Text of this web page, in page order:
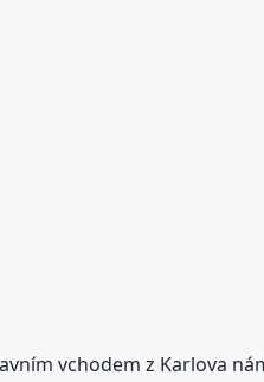
vchodem z Karlova